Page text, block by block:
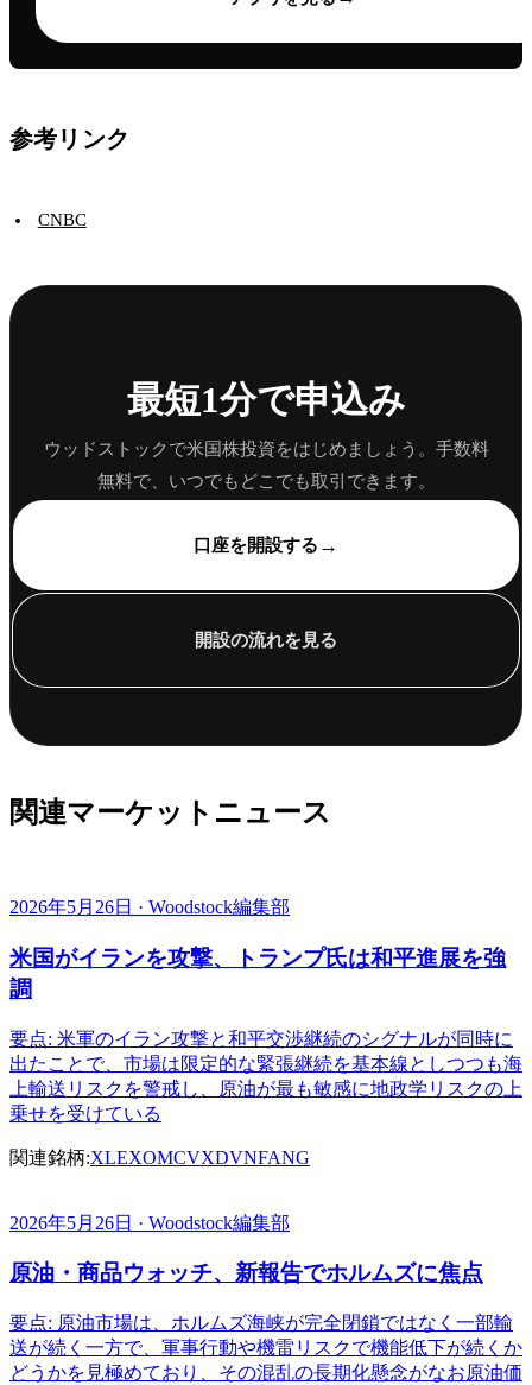
参考リンク
CNBC
最短1分で申込み
ウッドストックで米国株投資をはじめましょう。手数料
無料で、いつでもどこでも取引できます。
口座を開設する →
開設の流れを見る
関連マーケットニュース
2026年5月26日 · Woodstock編集部
米国がイランを攻撃、トランプ氏は和平進展を強
調
要点: 米軍のイラン攻撃と和平交渉継続のシグナルが同時に
出たことで、市場は限定的な緊張継続を基本線としつつも海
上輸送リスクを警戒し、原油が最も敏感に地政学リスクの上
乗せを受けている
関連銘柄:XLEXOMCVXDVNFANG
2026年5月26日 · Woodstock編集部
原油・商品ウォッチ、新報告でホルムズに焦点
要点: 原油市場は、ホルムズ海峡が完全閉鎖ではなく一部輸
送が続く一方で、軍事行動や機雷リスクで機能低下が続くか
どうかを見極めており、その混乱の長期化懸念がなお原油価